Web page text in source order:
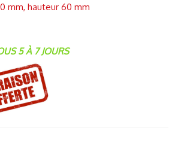
mm, hauteur 60 mm
5 À 7 JOURS